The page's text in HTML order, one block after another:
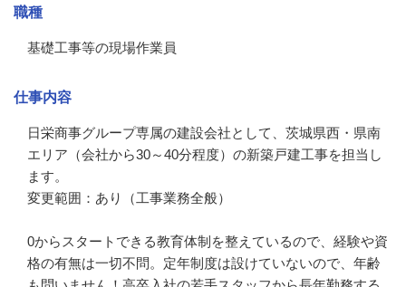
職種
基礎工事等の現場作業員
仕事内容
日栄商事グループ専属の建設会社として、茨城県西・県南
エリア（会社から30～40分程度）の新築戸建工事を担当し
ます。
変更範囲：あり（工事業務全般）
0からスタートできる教育体制を整えているので、経験や資
格の有無は一切不問。定年制度は設けていないので、年齢